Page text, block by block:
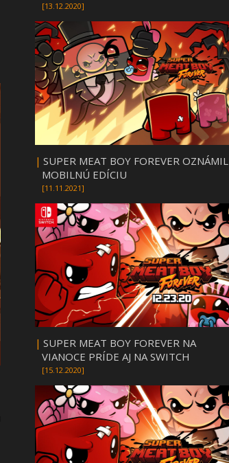
[13.12.2020]
| SUPER MEAT BOY FOREVER OZNÁMIL
MOBILNÚ EDÍCIU
[11.11.2021]
| SUPER MEAT BOY FOREVER NA
VIANOCE PRÍDE AJ NA SWITCH
[15.12.2020]